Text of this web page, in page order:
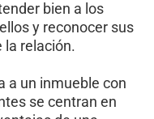
bien a los
y reconocer sus
la relación.
a un inmueble con
se centran en